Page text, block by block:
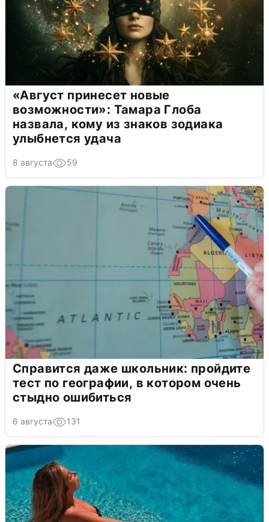
«Август принесет новые
возможности»: Тамара Глоба
назвала, кому из знаков зодиака
улыбнется удача
8 августа 59
Справится даже школьник: пройдите
тест по географии, в котором очень
стыдно ошибиться
6 августа 131